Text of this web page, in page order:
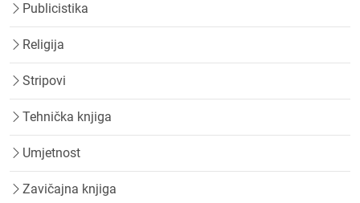
Publicistika
Religija
Stripovi
Tehnička knjiga
Umjetnost
Zavičajna knjiga